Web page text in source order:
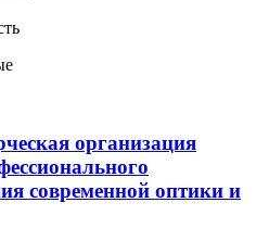
организация
современной оптики и